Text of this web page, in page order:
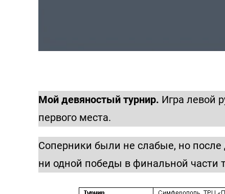
Мой девяностый турнир. Игра левой
первого места.
Соперники были не слабые, но после
ни одной победы в финальной части